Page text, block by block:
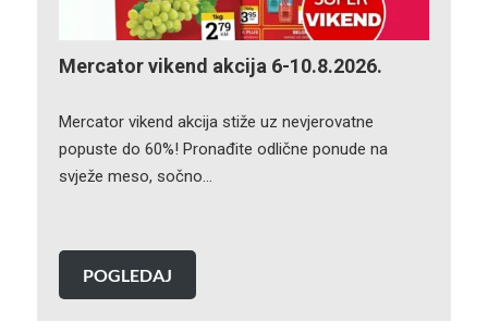
Mercator vikend akcija 6-10.8.2026.
Mercator vikend akcija stiže uz nevjerovatne
popuste do 60%! Pronađite odlične ponude na
svježe meso, sočno…
POGLEDAJ